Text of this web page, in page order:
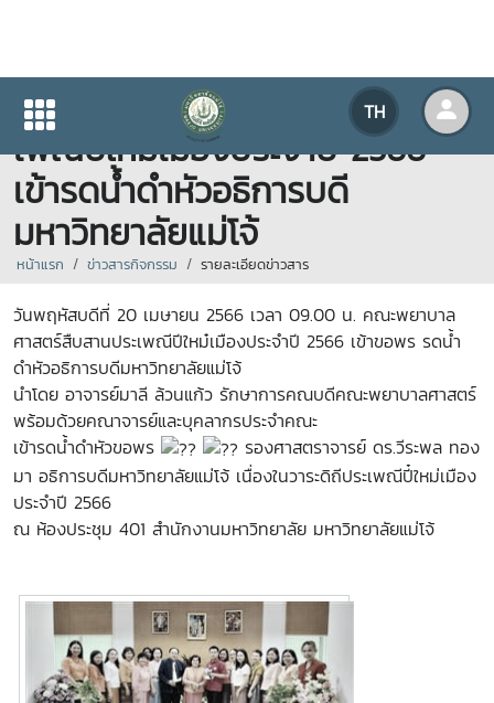
TH
คณะพยาบาลศาสตร์สืบสานประ
เพณีปีใหม๋เมืองประจำปี 2566
เข้ารดน้ำดำหัวอธิการบดี
มหาวิทยาลัยแม่โจ้
หน้าแรก ข่าวสารกิจกรรม รายละเอียดข่าวสาร
วันพฤหัสบดีที่ 20 เมษายน 2566 เวลา 09.00 น. คณะพยาบาล
ศาสตร์สืบสานประเพณีปีใหม๋เมืองประจำปี 2566 เข้าขอพร รดน้ำ
ดำหัวอธิการบดีมหาวิทยาลัยแม่โจ้
นำโดย อาจารย์มาลี ล้วนแก้ว รักษาการคณบดีคณะพยาบาลศาสตร์
พร้อมด้วยคณาจารย์และบุคลากรประจำคณะ
เข้ารดน้ำดำหัวขอพร
รองศาสตราจารย์ ดร.วีระพล ทอง
มา อธิการบดีมหาวิทยาลัยแม่โจ้ เนื่องในวาระดิถีประเพณีปี๋ใหม่เมือง
ประจำปี 2566
ณ ห้องประชุม 401 สำนักงานมหาวิทยาลัย มหาวิทยาลัยแม่โจ้